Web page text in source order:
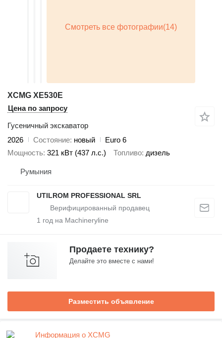
XCMG XE530E
Цена по запросу
Гусеничный экскаватор
2026
Состояние новый
Euro 6
Мощность 321 кВт (437 л.с.) Топливо дизель
Румыния
UTILROM PROFESSIONAL SRL
1 год на Machineryline
Продаете технику?
Делайте это вместе с нами!
Разместить объявление
Информация о XCMG